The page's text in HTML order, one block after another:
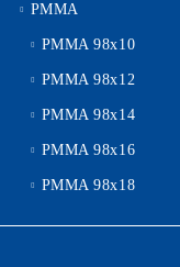
PMMA
PMMA 98x10
PMMA 98x12
PMMA 98x14
PMMA 98x16
PMMA 98x18